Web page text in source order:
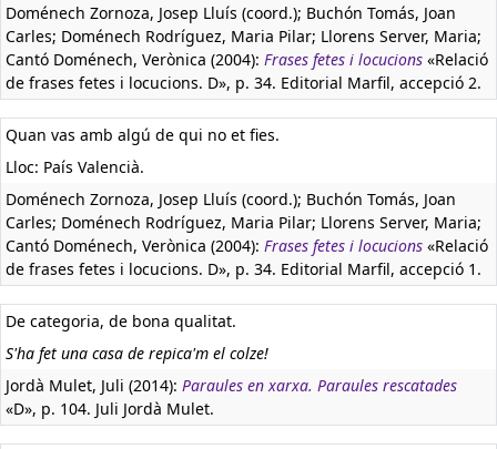
Doménech Zornoza, Josep Lluís (coord.); Buchón Tomás, Joan
Carles; Doménech Rodríguez, Maria Pilar; Llorens Server, Maria;
Cantó Doménech, Verònica (2004): Frases fetes i locucions «Relació
de frases fetes i locucions. D», p. 34. Editorial Marfil, accepció 2.
Quan vas amb algú de qui no et fies.
Lloc: País Valencià.
Doménech Zornoza, Josep Lluís (coord.); Buchón Tomás, Joan
Carles; Doménech Rodríguez, Maria Pilar; Llorens Server, Maria;
Cantó Doménech, Verònica (2004): Frases fetes i locucions «Relació
de frases fetes i locucions. D», p. 34. Editorial Marfil, accepció 1.
De categoria, de bona qualitat.
S'ha fet una casa de repica'm el colze!
Jordà Mulet, Juli (2014): Paraules en xarxa. Paraules rescatades
«D», p. 104. Juli Jordà Mulet.